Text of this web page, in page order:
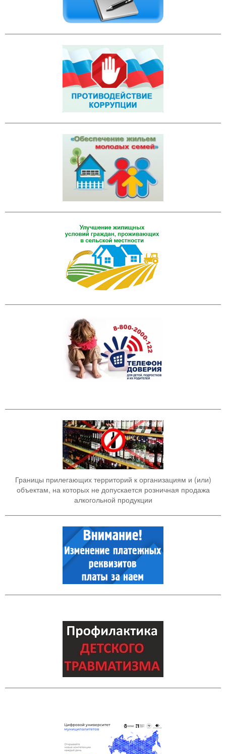
Границы прилегающих территорий к организациям и (или)
объектам, на которых не допускается розничная продажа
алкогольной продукции